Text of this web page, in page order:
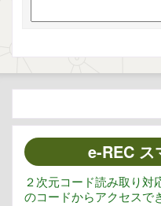
e-REC ス
２次元コード読み取り対
のコードからアクセスで